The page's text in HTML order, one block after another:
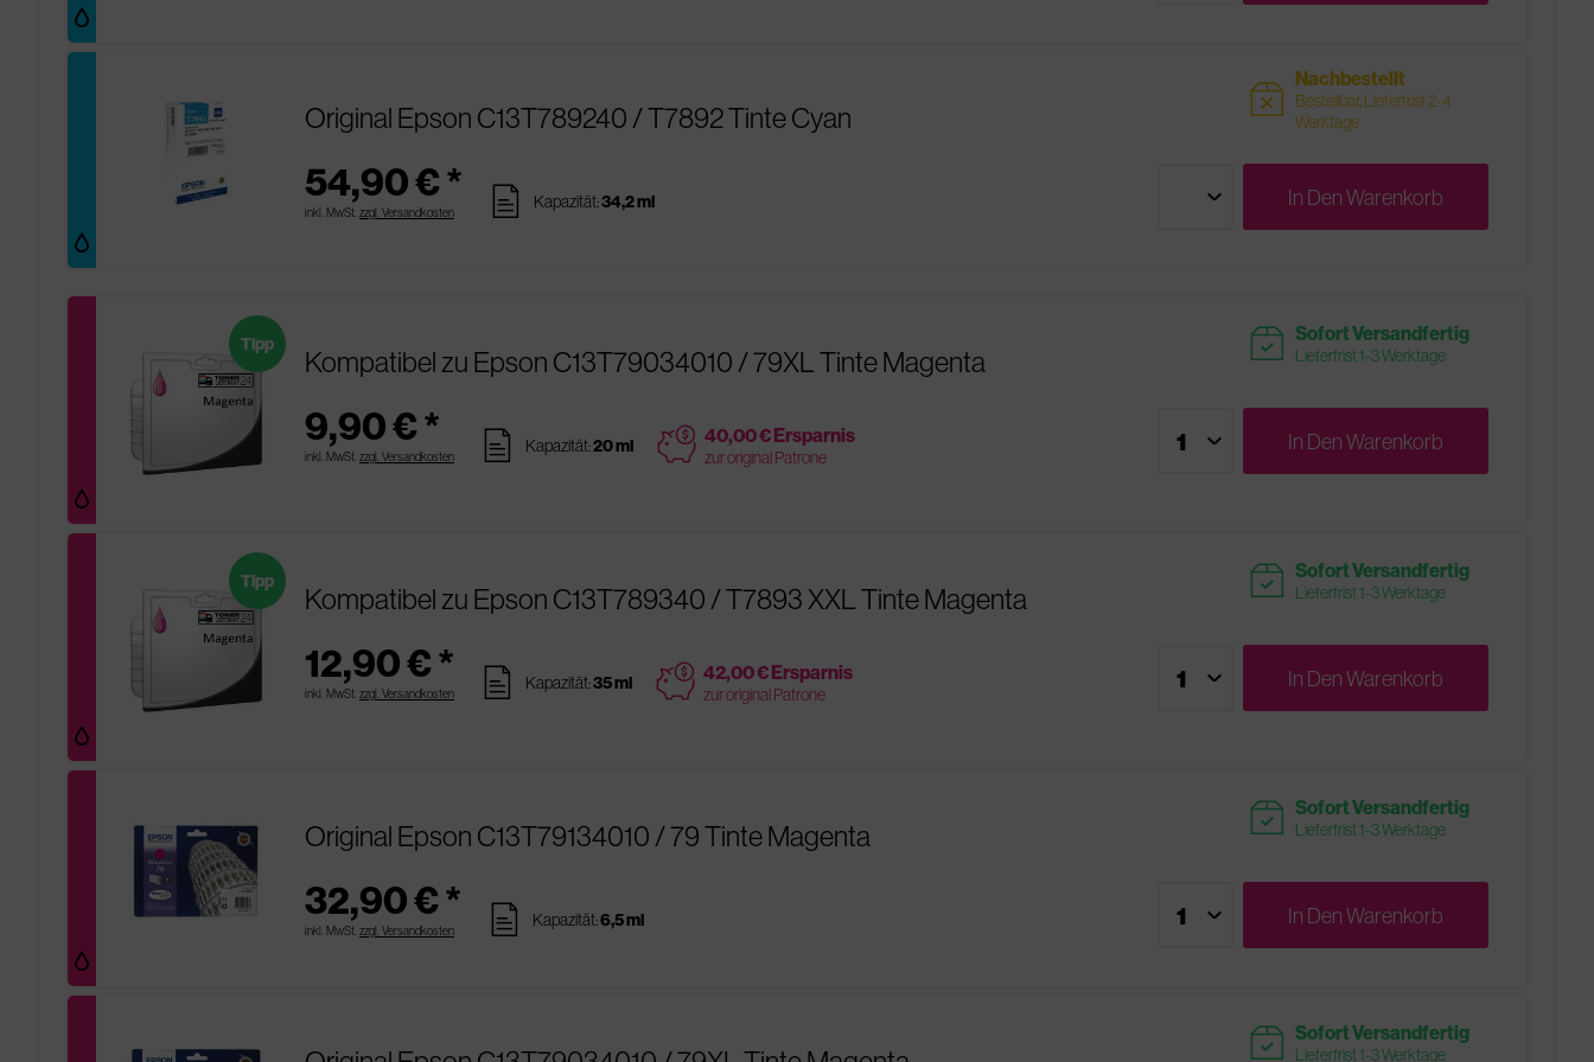
Original Epson C13T789240 / T7892 Tinte Cyan
54,90 € *
inkl. MwSt. zzgl. Versandkosten pages Kapazität:34,2 ml
sold Nachbestellt
Bestellbar, Lieferfrist 2-4
Werktage
In DenWarenkorb
Kompatibel zu Epson C13T79034010 / 79XL Tinte Magenta
9,90 € *
inkl. MwSt. zzgl. Versandkosten
Tipp
pages Kapazität:20 ml price 40,00 € Ersparnis
zur original Patrone
readytoship Sofort Versandfertig
Lieferfrist 1-3 Werktage
In DenWarenkorb
Kompatibel zu Epson C13T789340 / T7893 XXL Tinte Magenta
12,90 € *
inkl. MwSt. zzgl. Versandkosten
Tipp
pages Kapazität:35 ml price 42,00 € Ersparnis
zur original Patrone
readytoship Sofort Versandfertig
Lieferfrist 1-3 Werktage
In DenWarenkorb
Original Epson C13T79134010 / 79 Tinte Magenta
32,90 € *
inkl. MwSt. zzgl. Versandkosten pages Kapazität:6,5 ml
readytoship Sofort Versandfertig
Lieferfrist 1-3 Werktage
In DenWarenkorb
readytoship Sofort Versandfertig
Lieferfrist 1-3 Werktage